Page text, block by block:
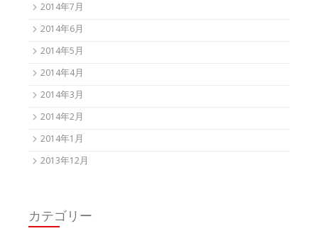
2014年7月
2014年6月
2014年5月
2014年4月
2014年3月
2014年2月
2014年1月
2013年12月
カテゴリー